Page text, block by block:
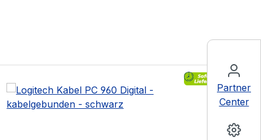
Partner
Center